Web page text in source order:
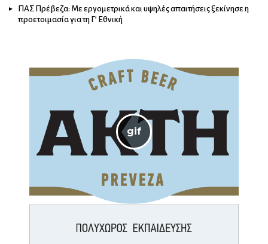
ΠΑΣ Πρέβεζα: Με εργομετρικά και υψηλές απαιτήσεις ξεκίνησε η
προετοιμασία για τη Γ’ Εθνική